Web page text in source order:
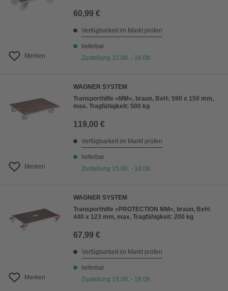
Merken
60,99 €
Verfügbarkeit im Markt prüfen
lieferbar
Zustellung 15.08. - 18.08.
Merken
WAGNER SYSTEM
Transporthilfe »MM«, braun, BxH: 590 x 150 mm,
max. Tragfähigkeit: 500 kg
119,00 €
Verfügbarkeit im Markt prüfen
lieferbar
Zustellung 15.08. - 18.08.
Merken
WAGNER SYSTEM
Transporthilfe »PROTECTION MM«, braun, BxH:
440 x 123 mm, max. Tragfähigkeit: 200 kg
67,99 €
Verfügbarkeit im Markt prüfen
lieferbar
Zustellung 15.08. - 18.08.